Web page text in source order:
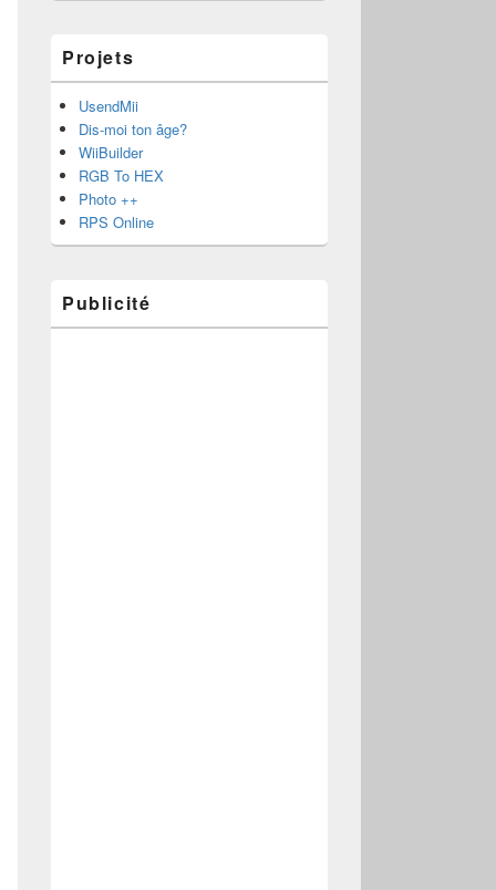
Projets
UsendMii
Dis-moi ton âge?
WiiBuilder
RGB To HEX
Photo ++
RPS Online
Publicité